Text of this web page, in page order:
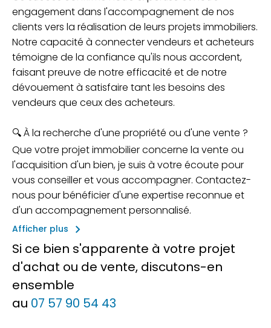
engagement dans l'accompagnement de nos
clients vers la réalisation de leurs projets immobiliers.
Notre capacité à connecter vendeurs et acheteurs
témoigne de la confiance qu'ils nous accordent,
faisant preuve de notre efficacité et de notre
dévouement à satisfaire tant les besoins des
vendeurs que ceux des acheteurs.
🔍 À la recherche d'une propriété ou d'une vente ?
Que votre projet immobilier concerne la vente ou
l'acquisition d'un bien, je suis à votre écoute pour
vous conseiller et vous accompagner. Contactez-
nous pour bénéficier d'une expertise reconnue et
d'un accompagnement personnalisé.
Afficher plus
keyboard_arrow_right
Si ce bien s'apparente à votre projet
d'achat ou de vente, discutons-en
ensemble
au 07 57 90 54 43